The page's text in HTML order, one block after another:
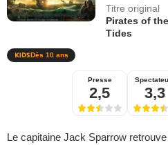
Titre original
Pirates of
Tides
Dès 10 ans
Presse
2,5 3,3
Le capitaine Jack Sparrow